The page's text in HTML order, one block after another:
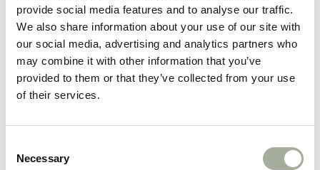
provide social media features and to analyse our traffic.
We also share information about your use of our site with
our social media, advertising and analytics partners who
may combine it with other information that you’ve
provided to them or that they’ve collected from your use
of their services.
Selection
Necessary
ingebouwde piepgeluid. Elke keer dat jouw hond
erin bijt of erop drukt, zal het speeltje een leuk
piepgeluid maken, wat het speelplezier verhoogt
en jouw hond aanmoedigt om ermee te blijven
spelen.